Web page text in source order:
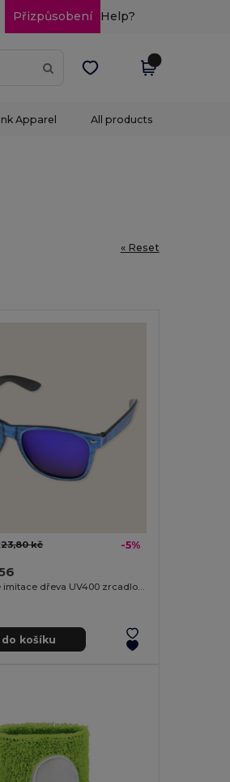
Přizpůsobení Help?
Apparel All products
« Reset
23,80 kč -5%
Sluneční brýle imitace dřeva UV400 zrcadlové TIMBER
košíku